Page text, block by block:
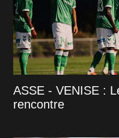
ASSE - VENISE :
rencontre